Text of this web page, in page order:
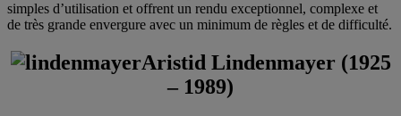
simples d’utilisation et offrent un rendu exceptionnel, complexe et
de très grande envergure avec un minimum de règles et de difficulté.
Aristid Lindenmayer (1925
– 1989)